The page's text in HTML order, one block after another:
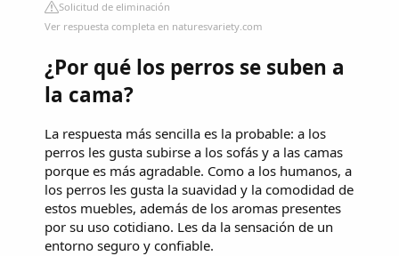
Solicitud de eliminación
Ver respuesta completa en naturesvariety.com
¿Por qué los perros se suben a
la cama?
La respuesta más sencilla es la probable: a los
perros les gusta subirse a los sofás y a las camas
porque es más agradable. Como a los humanos, a
los perros les gusta la suavidad y la comodidad de
estos muebles, además de los aromas presentes
por su uso cotidiano. Les da la sensación de un
entorno seguro y confiable.